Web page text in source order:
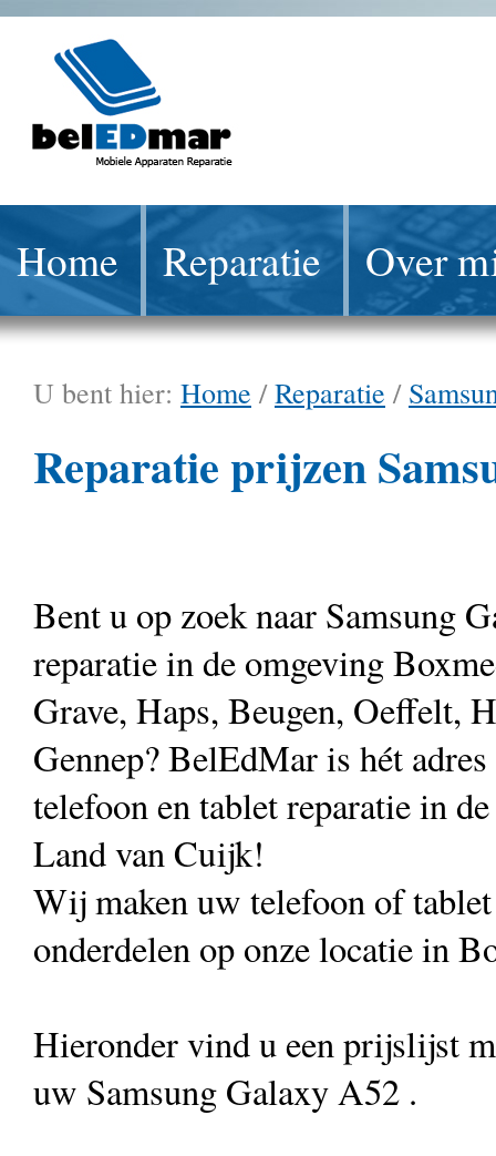
Home Reparatie Over
U bent hier: Home /Reparatie /
Reparatie prijzen
Bent u op zoek naar Samsung
reparatie in de omgeving
Grave, Haps, Beugen, Oeffelt,
Gennep? BelEdMar is hét
telefoon en tablet reparatie in
Land van Cuijk!
Wij maken uw telefoon of
onderdelen op onze locatie in
Hieronder vind u een prijslijst
uw Samsung Galaxy A52 .